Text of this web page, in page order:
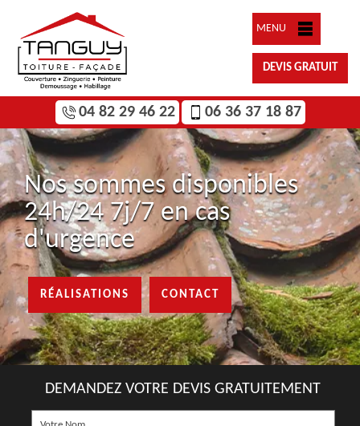
MENU
DEVIS GRATUIT
04 82 29 46 22 06 36 37 18 87
Nos sommes disponibles
24h/24 7j/7 en cas
d'urgence
RÉALISATIONS CONTACT
DEMANDEZ VOTRE DEVIS GRATUITEMENT